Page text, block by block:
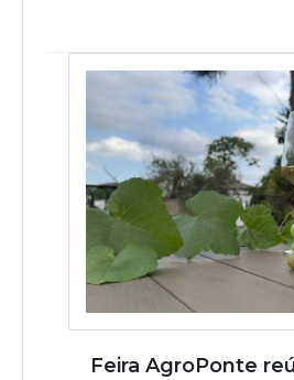
Feira AgroPonte